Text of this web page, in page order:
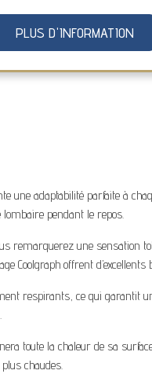
PLUS D'INFORMATION
une adaptabilité parfaite à
pendant le repos.
remarquerez une sensation
Coolgraph offrent d’excellents
respirants, ce qui garantit
toute la chaleur de sa
chaudes.